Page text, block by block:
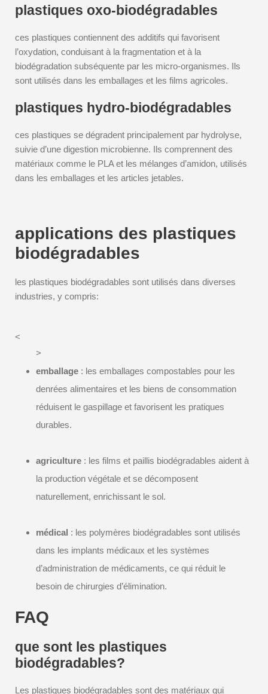
plastiques oxo-biodégradables
ces plastiques contiennent des additifs qui favorisent
l’oxydation, conduisant à la fragmentation et à la
biodégradation subséquente par les micro-organismes. Ils
sont utilisés dans les emballages et les films agricoles.
plastiques hydro-biodégradables
ces plastiques se dégradent principalement par hydrolyse,
suivie d’une digestion microbienne. Ils comprennent des
matériaux comme le PLA et les mélanges d’amidon, utilisés
dans les emballages et les articles jetables.
applications des plastiques
biodégradables
les plastiques biodégradables sont utilisés dans diverses
industries, y compris:
<
>
emballage : les emballages compostables pour les
denrées alimentaires et les biens de consommation
réduisent le gaspillage et favorisent les pratiques
durables.
agriculture : les films et paillis biodégradables aident à
la production végétale et se décomposent
naturellement, enrichissant le sol.
médical : les polymères biodégradables sont utilisés
dans les implants médicaux et les systèmes
d’administration de médicaments, ce qui réduit le
besoin de chirurgies d’élimination.
FAQ
que sont les plastiques
biodégradables?
Les plastiques biodégradables sont des matériaux qui